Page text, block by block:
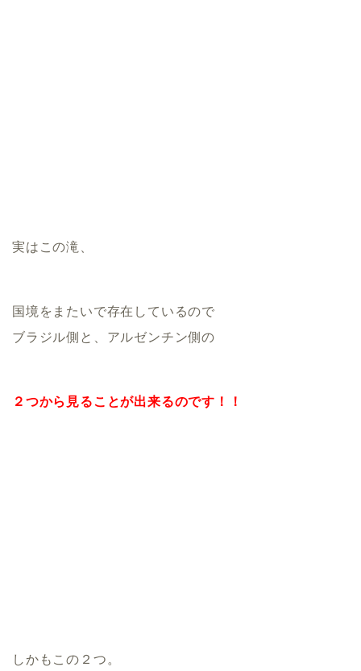
実はこの滝、
国境をまたいで存在しているので
ブラジル側と、アルゼンチン側の
２つから見ることが出来るのです！！
しかもこの２つ。